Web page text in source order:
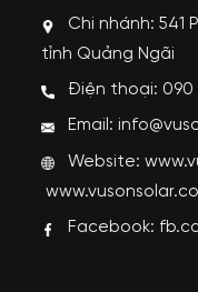
Chi nhánh: 541
tỉnh Quảng Ngãi
Điện thoại: 090
Email:
Website:
Facebook: